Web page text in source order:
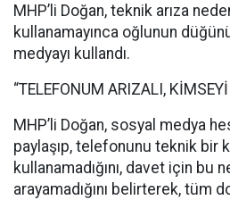
MHP’li Doğan, teknik arıza
kullanamayınca oğlunun
medyayı kullandı.
“TELEFONUM ARIZALI,
MHP’li Doğan, sosyal medya
paylaşıp, telefonunu teknik bir
kullanamadığını, davet için bu
arayamadığını belirterek, tüm